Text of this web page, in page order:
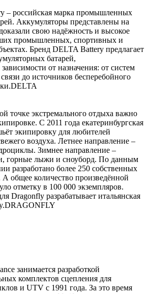
– российская марка промышленных
Аккумуляторы представлены на
свою надёжность и высокое
промышленных, спортивных и
Бренд DELTA Battery предлагает
батарей,
от назначения: от систем
до источников бесперебойного
точке экстремального отдыха важно
С 2011 года екатеринбургская
экипировку для любителей
воздуха. Летнее направление –
Зимнее направление –
горные лыжи и сноуборд. По данным
разработано более 250 собственных
общее количество произведённой
отметку в 100 000 экземпляров.
Dragonfly разрабатывает итальянская
занимается разработкой
комплектов сцепления для
и UTV с 1991 года. За это время